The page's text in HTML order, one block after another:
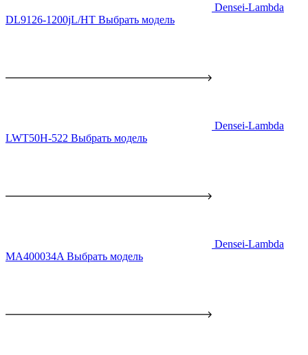
Densei-Lambda
DL9126-1200jL/HT Выбрать модель
Densei-Lambda
LWT50H-522 Выбрать модель
Densei-Lambda
MA400034A Выбрать модель